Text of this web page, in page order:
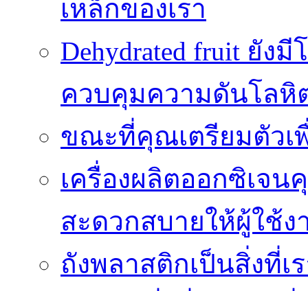
เหล็กของเรา
Dehydrated fruit ยัง
ควบคุมความดันโลหิ
ขณะที่คุณเตรียมตัวเ
เครื่องผลิตออกซิเจ
สะดวกสบายให้ผู้ใช้ง
ถังพลาสติกเป็นสิ่งที่